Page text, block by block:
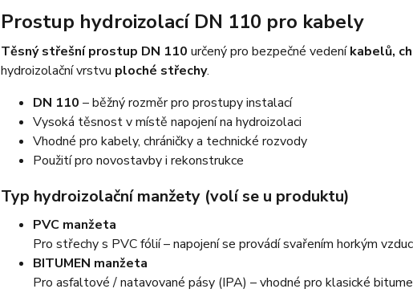
Prostup hydroizolací DN 110 pro kabely
Těsný střešní prostup DN 110 určený pro bezpečné vedeníkabelů,
hydroizolační vrstvu ploché střechy.
DN 110 – běžný rozměr pro prostupy instalací
Vysoká těsnost v místě napojení na hydroizolaci
Vhodné pro kabely, chráničky a technické rozvody
Použití pro novostavby i rekonstrukce
Typ hydroizolační manžety (volí se u produktu)
PVC manžeta
Pro střechy s PVC fólií – napojení se provádí svařením horkým
BITUMEN manžeta
Pro asfaltové / natavované pásy (IPA) – vhodné pro klasické